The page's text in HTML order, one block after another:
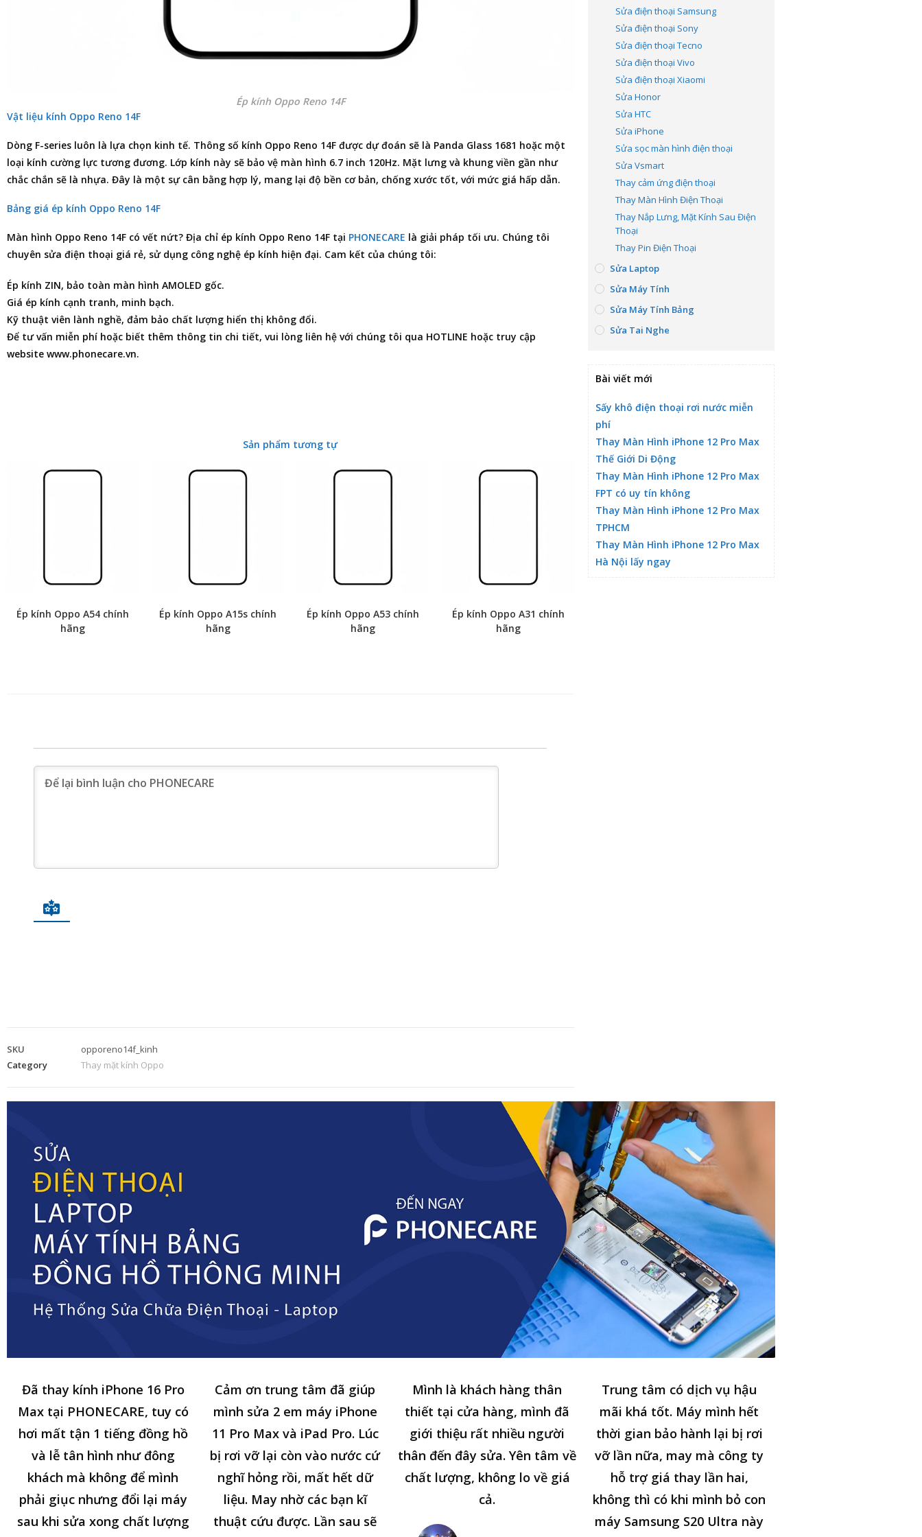
Ép kính Oppo Reno 14F
Vật liệu kính Oppo Reno 14F
Dòng F-series luôn là lựa chọn kinh tế. Thông số kính Oppo Reno 14F được dự đoán sẽ là Panda Glass 1681 hoặc một
loại kính cường lực tương đương. Lớp kính này sẽ bảo vệ màn hình 6.7 inch 120Hz. Mặt lưng và khung viền gần như
chắc chắn sẽ là nhựa. Đây là một sự cân bằng hợp lý, mang lại độ bền cơ bản, chống xước tốt, với mức giá hấp dẫn.
Bảng giá ép kính Oppo Reno 14F
Màn hình Oppo Reno 14F có vết nứt? Địa chỉ ép kính Oppo Reno 14F tại PHONECARE là giải pháp tối ưu. Chúng tôi
chuyên sửa điện thoại giá rẻ, sử dụng công nghệ ép kính hiện đại. Cam kết của chúng tôi:
Ép kính ZIN, bảo toàn màn hình AMOLED gốc.
Giá ép kính cạnh tranh, minh bạch.
Kỹ thuật viên lành nghề, đảm bảo chất lượng hiển thị không đổi.
Để tư vấn miễn phí hoặc biết thêm thông tin chi tiết, vui lòng liên hệ với chúng tôi qua HOTLINE hoặc truy cập
website www.phonecare.vn.
Sản phẩm tương tự
Ép kính Oppo A54 chính
hãng
Ép kính Oppo A15s chính
hãng
Ép kính Oppo A53 chính
hãng
Ép kính Oppo A31 chính
hãng
SKU
opporeno14f_kinh
Category
Thay mặt kính Oppo
Sửa điện thoại Samsung
Sửa điện thoại Sony
Sửa điện thoại Tecno
Sửa điện thoại Vivo
Sửa điện thoại Xiaomi
Sửa Honor
Sửa HTC
Sửa iPhone
Sửa sọc màn hình điện thoại
Sửa Vsmart
Thay cảm ứng điện thoại
Thay Màn Hình Điện Thoại
Thay Nắp Lưng, Mặt Kính Sau Điện
Thoại
Thay Pin Điện Thoại
Sửa Laptop
Sửa Máy Tính
Sửa Máy Tính Bảng
Sửa Tai Nghe
Bài viết mới
Sấy khô điện thoại rơi nước miễn
phí
Thay Màn Hình iPhone 12 Pro Max
Thế Giới Di Động
Thay Màn Hình iPhone 12 Pro Max
FPT có uy tín không
Thay Màn Hình iPhone 12 Pro Max
TPHCM
Thay Màn Hình iPhone 12 Pro Max
Hà Nội lấy ngay
Đã thay kính iPhone 16 Pro
Max tại PHONECARE, tuy có
hơi mất tận 1 tiếng đồng hồ
và lễ tân hình như đông
khách mà không để mình
phải giục nhưng đổi lại máy
sau khi sửa xong chất lượng
Cảm ơn trung tâm đã giúp
mình sửa 2 em máy iPhone
11 Pro Max và iPad Pro. Lúc
bị rơi vỡ lại còn vào nước cứ
nghĩ hỏng rồi, mất hết dữ
liệu. May nhờ các bạn kĩ
thuật cứu được. Lần sau sẽ
Mình là khách hàng thân
thiết tại cửa hàng, mình đã
giới thiệu rất nhiều người
thân đến đây sửa. Yên tâm về
chất lượng, không lo về giá
cả.
Trung tâm có dịch vụ hậu
mãi khá tốt. Máy mình hết
thời gian bảo hành lại bị rơi
vỡ lần nữa, may mà công ty
hỗ trợ giá thay lần hai,
không thì có khi mình bỏ con
máy Samsung S20 Ultra này